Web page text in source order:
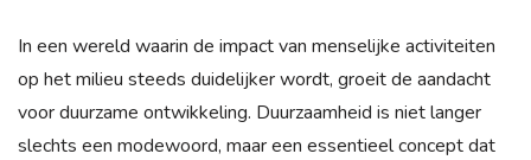
In een wereld waarin de impact van menselijke activiteiten
op het milieu steeds duidelijker wordt, groeit de aandacht
voor duurzame ontwikkeling. Duurzaamheid is niet langer
slechts een modewoord, maar een essentieel concept dat